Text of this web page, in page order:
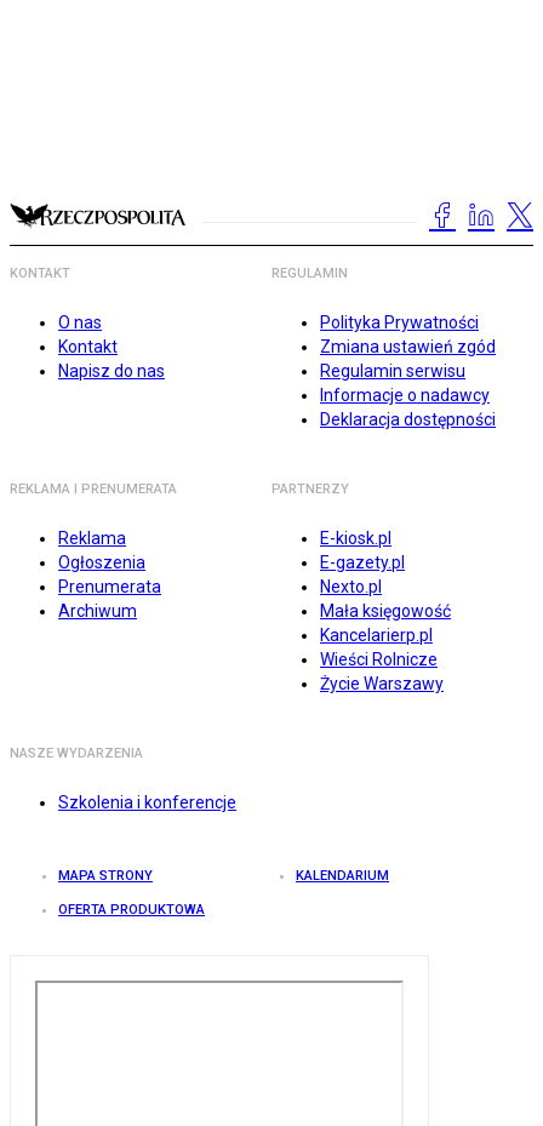
KONTAKT
O nas
Kontakt
Napisz do nas
REGULAMIN
Polityka Prywatności
Zmiana ustawień zgód
Regulamin serwisu
Informacje o nadawcy
Deklaracja dostępności
REKLAMA I PRENUMERATA
Reklama
Ogłoszenia
Prenumerata
Archiwum
PARTNERZY
E-kiosk.pl
E-gazety.pl
Nexto.pl
Mała księgowość
Kancelarierp.pl
Wieści Rolnicze
Życie Warszawy
NASZE WYDARZENIA
Szkolenia i konferencje
MAPA STRONY KALENDARIUM
OFERTA PRODUKTOWA